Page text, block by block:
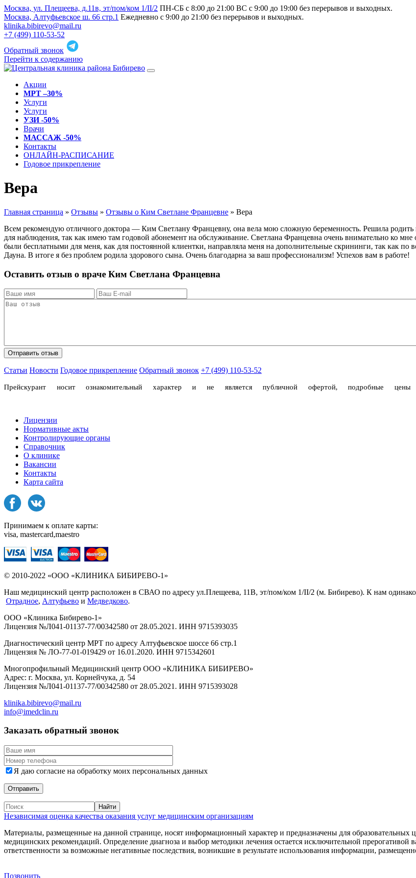
Москва, ул. Плещеева, д.11в, эт/пом/ком 1/II/2 ПН-СБ с 8:00 до 21:00 ВС с 9:00 до 19:00 без перерывов и выходных.
Москва, Алтуфьевское ш. 66 стр.1 Ежедневно с 9:00 до 21:00 без перерывов и выходных.
klinika.bibirevo@mail.ru
+7 (499) 110-53-52
Обратный звонок
Перейти к содержанию
Акции
МРТ –30%
Услуги
Услуги
УЗИ -50%
Врачи
МАССАЖ -50%
Контакты
ОНЛАЙН-РАСПИСАНИЕ
Годовое прикрепление
Вера
Главная страница » Отзывы » Отзывы о Ким Светлане Францевне » Вера
Всем рекомендую отличного доктора — Ким Светлану Францевну, она вела мою сложную беременность. Решила родить
для наблюдения, так как имею там годовой абонемент на обслуживание. Светлана Францевна очень внимательно ко
были бесплатными для меня, как для постоянной клиентки, направляла меня на дополнительные скрининги, так как по
Дауна. В итоге я без проблем родила здорового сына. Очень благодарна за ваш профессионализм! Успехов вам в работе!
Оставить отзыв о враче Ким Светлана Францевна
Статьи Новости Годовое прикрепление Обратный звонок +7 (499) 110-53-52
Прейскурант носит ознакомительный характер и не является публичной офертой, подробные
Лицензии
Нормативные акты
Контролирующие органы
Справочник
О клинике
Вакансии
Контакты
Карта сайта
Принимаем к оплате карты:
visa, mastercard,maestro
© 2010-2022 «ООО «КЛИНИКА БИБИРЕВО-1»
Наш медицинский центр расположен в СВАО по адресу ул.Плещеева, 11В, эт/пом/ком 1/II/2 (м. Бибирево). К нам
Отрадное, Алтуфьево и Медведково.
ООО «Клиника Бибирево-1»
Лицензия №Л041-01137-77/00342580 от 28.05.2021. ИНН 9715393035
Диагностический центр МРТ по адресу Алтуфьевское шоссе 66 стр.1
Лицензия № ЛО-77-01-019429 от 16.01.2020. ИНН 9715342601
Многопрофильный Медицинский центр ООО «КЛИНИКА БИБИРЕВО»
Адрес: г. Москва, ул. Корнейчука, д. 54
Лицензия №Л041-01137-77/00342580 от 28.05.2021. ИНН 9715393028
klinika.bibirevo@mail.ru
info@imedclin.ru
Заказать обратный звонок
Я даю согласие на обработку моих персональных данных
Независимая оценка качества оказания услуг медицинским организациям
Материалы, размещенные на данной странице, носят информационный характер и предназначены для образовательных
медицинских рекомендаций. Определение диагноза и выбор методики лечения остается исключительной
ответственности за возможные негативные последствия, возникшие в результате использования информации,
Позвонить